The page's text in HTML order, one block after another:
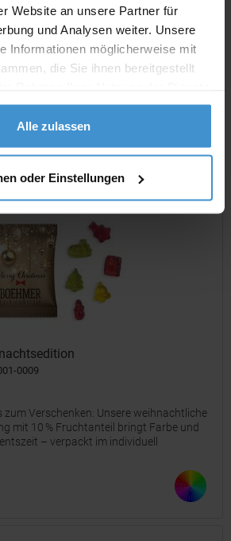
Website an unsere Partner für
und Analysen weiter. Unsere
Informationen möglicherweise mit
die Sie ihnen bereitgestellt
Alle zulassen
oder Einstellungen
S
Himbeere und
0009
Verschenken: Unsere weihnachtliche
mit 10 % Fruchtanteil bringt Farbe und
– verpackt im individuell